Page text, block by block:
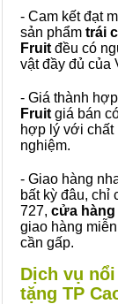
- Cam kết đạt
sản phẩm trái
Fruit đều có
vật đầy đủ của
- Giá thành
Fruit giá bán
hợp lý với
nghiệm.
- Giao hàng
bất kỳ đâu, chỉ
727, cửa hàng
giao hàng
cần gấp.
Dịch vụ
tặng TP